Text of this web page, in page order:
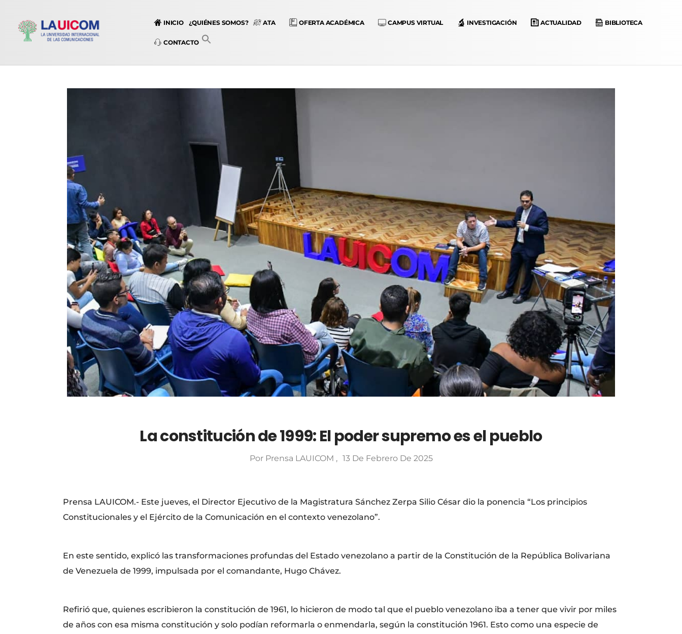
INICIO ¿QUIÉNES SOMOS? ATA OFERTA ACADÉMICA CAMPUS VIRTUAL INVESTIGACIÓN ACTUALIDAD BIBLIOTECA
CONTACTO
La constitución de 1999: El poder supremo es el pueblo
13 De Febrero De 2025
Por Prensa LAUICOM
Prensa LAUICOM.- Este jueves, el Director Ejecutivo de la Magistratura Sánchez Zerpa Silio César dio la ponencia “Los principios
Constitucionales y el Ejército de la Comunicación en el contexto venezolano”.
En este sentido, explicó las transformaciones profundas del Estado venezolano a partir de la Constitución de la República Bolivariana
de Venezuela de 1999, impulsada por el comandante, Hugo Chávez.
Refirió que, quienes escribieron la constitución de 1961, lo hicieron de modo tal que el pueblo venezolano iba a tener que vivir por miles
de años con esa misma constitución y solo podían reformarla o enmendarla, según la constitución 1961. Esto como una especie de